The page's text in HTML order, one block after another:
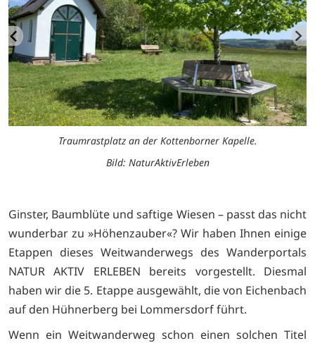
Traumrastplatz an der Kottenborner Kapelle.
Bild: NaturAktivErleben
Ginster, Baumblüte und saftige Wiesen – passt das nicht
wunderbar zu »Höhenzauber«? Wir haben Ihnen einige
Etappen dieses Weitwanderwegs des Wanderportals
NATUR AKTIV ERLEBEN bereits vorgestellt. Diesmal
haben wir die 5. Etappe ausgewählt, die von Eichenbach
auf den Hühnerberg bei Lommersdorf führt.
Wenn ein Weitwanderweg schon einen solchen Titel